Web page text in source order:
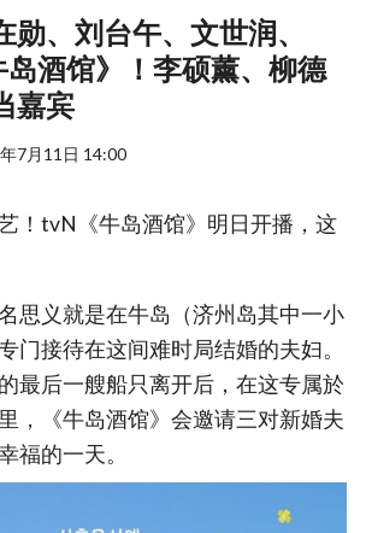
勋、刘台午、文世润、
酒馆》！李硕薰、柳德
嘉宾
7月11日 14:00
！tvN《牛岛酒馆》明日开播，这
思义就是在牛岛（济州岛其中一小
门接待在这间难时局结婚的夫妇。
最后一艘船只离开后，在这专属於
，《牛岛酒馆》会邀请三对新婚夫
福的一天。